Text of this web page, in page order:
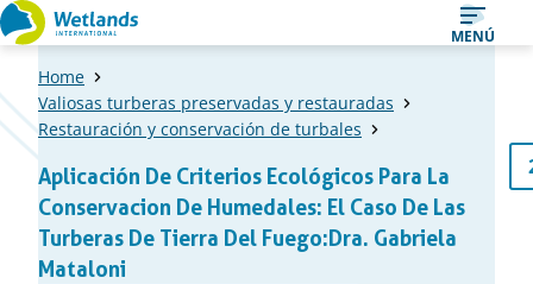
Ir
al
contenido
MENÚ
Home
Valiosas turberas preservadas y restauradas
Restauración y conservación de turbales
Una
lista
de
items
Aplicación De Criterios Ecológicos Para La
Conservacion De Humedales: El Caso De Las
Turberas De Tierra Del Fuego:Dra. Gabriela
Mataloni
previa